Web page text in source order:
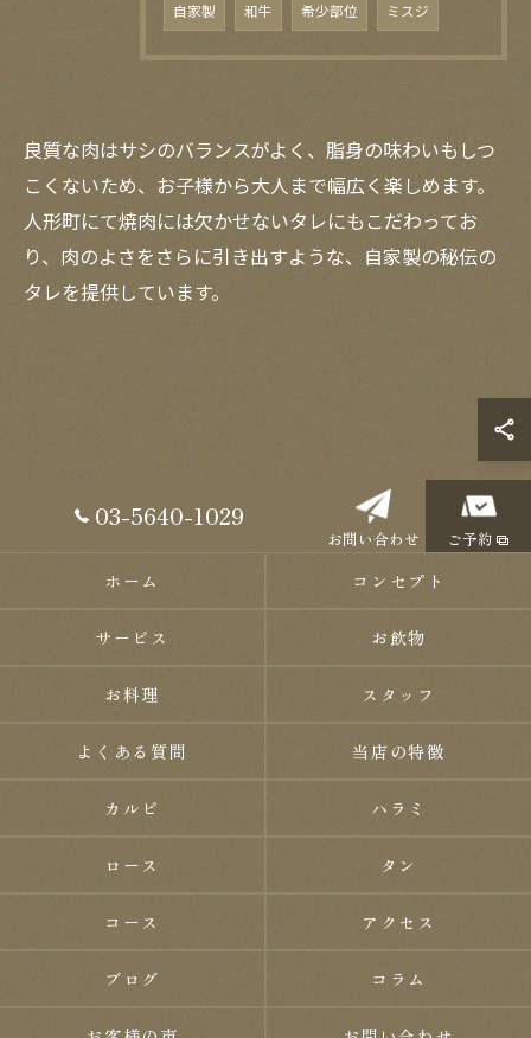
自家製 和牛 希少部位 ミスジ
良質な肉はサシのバランスがよく、脂身の味わいもしつ
こくないため、お子様から大人まで幅広く楽しめます。
人形町にて焼肉には欠かせないタレにもこだわってお
り、肉のよさをさらに引き出すような、自家製の秘伝の
タレを提供しています。
03-5640-1029
お問い合わせ ご予約
ホーム コンセプト
サービス お飲物
お料理 スタッフ
よくある質問 当店の特徴
カルビ ハラミ
ロース タン
コース アクセス
ブログ コラム